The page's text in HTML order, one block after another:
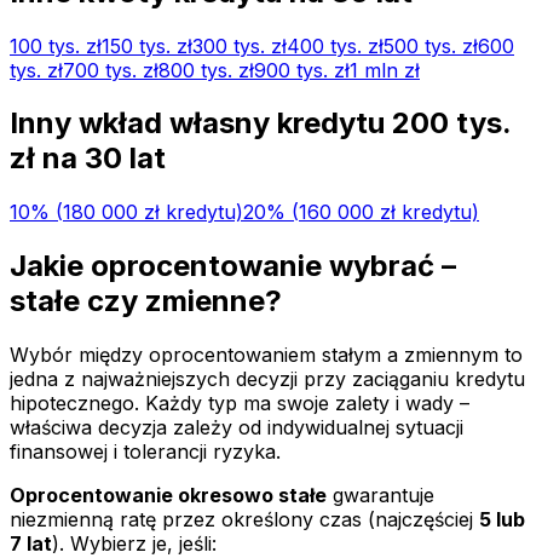
100 tys. zł150 tys. zł300 tys. zł400 tys. zł500 tys. zł600
tys. zł700 tys. zł800 tys. zł900 tys. zł1 mln zł
Inny wkład własny kredytu 200 tys.
zł na 30 lat
10% (180 000 zł kredytu)20% (160 000 zł kredytu)
Jakie oprocentowanie wybrać –
stałe czy zmienne?
Wybór między oprocentowaniem stałym a zmiennym to
jedna z najważniejszych decyzji przy zaciąganiu kredytu
hipotecznego. Każdy typ ma swoje zalety i wady –
właściwa decyzja zależy od indywidualnej sytuacji
finansowej i tolerancji ryzyka.
Oprocentowanie okresowo stałe gwarantuje
niezmienną ratę przez określony czas (najczęściej 5 lub
7 lat). Wybierz je, jeśli: